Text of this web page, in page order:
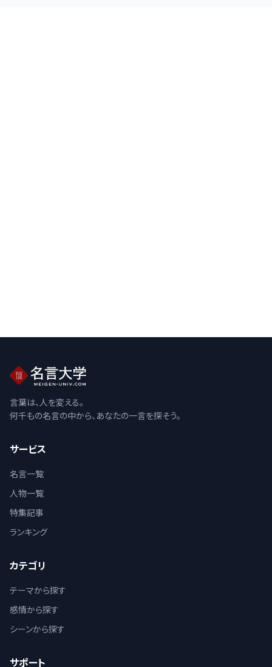
言葉は、人を変える。
何千もの名言の中から、あなたの一言を探そう。
サービス
名言一覧
人物一覧
特集記事
ランキング
カテゴリ
テーマから探す
感情から探す
シーンから探す
サポート